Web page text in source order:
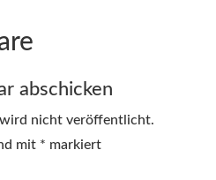
abschicken
nicht veröffentlicht.
mit * markiert